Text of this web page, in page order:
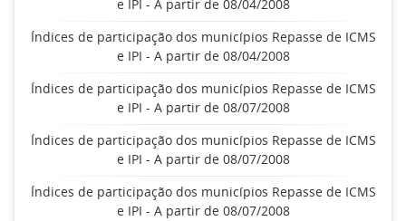
e IPI - A partir de 08/04/2008
Índices de participação dos municípios Repasse de ICMS
e IPI - A partir de 08/04/2008
Índices de participação dos municípios Repasse de ICMS
e IPI - A partir de 08/07/2008
Índices de participação dos municípios Repasse de ICMS
e IPI - A partir de 08/07/2008
Índices de participação dos municípios Repasse de ICMS
e IPI - A partir de 08/07/2008